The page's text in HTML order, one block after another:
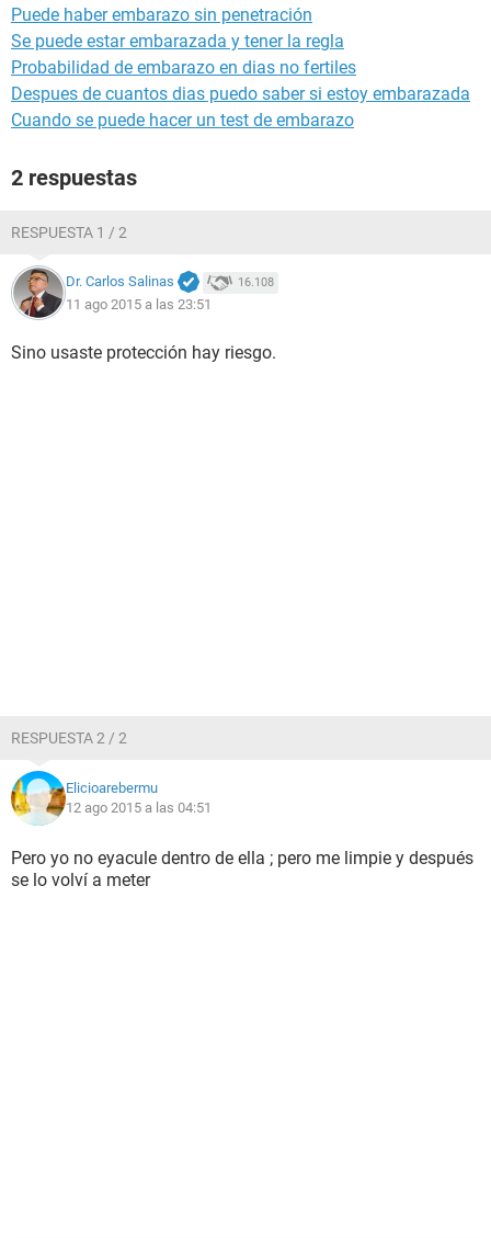
Puede haber embarazo sin penetración
Se puede estar embarazada y tener la regla
Probabilidad de embarazo en dias no fertiles
Despues de cuantos dias puedo saber si estoy embarazada
Cuando se puede hacer un test de embarazo
2 respuestas
RESPUESTA 1 / 2
Dr. Carlos Salinas 16.108
11 ago 2015 a las 23:51
Sino usaste protección hay riesgo.
RESPUESTA 2 / 2
Elicioarebermu
12 ago 2015 a las 04:51
Pero yo no eyacule dentro de ella ; pero me limpie y después
se lo volví a meter